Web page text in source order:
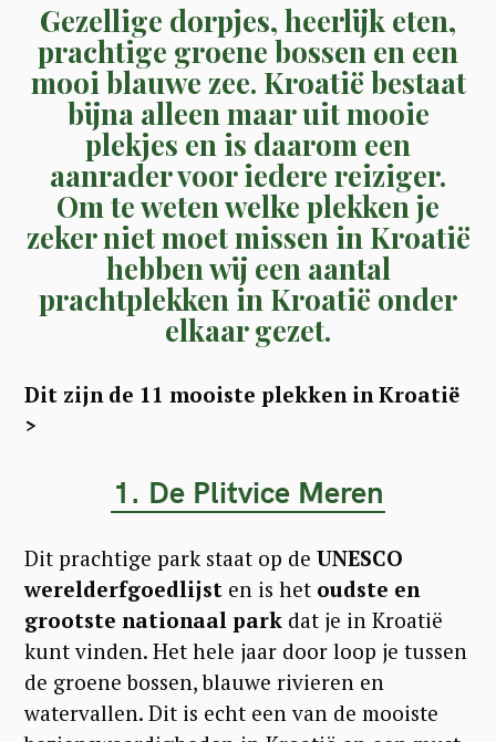
Gezellige dorpjes, heerlijk eten,
prachtige groene bossen en een
mooi blauwe zee. Kroatië bestaat
bijna alleen maar uit mooie
plekjes en is daarom een
aanrader voor iedere reiziger.
Om te weten welke plekken je
zeker niet moet missen in Kroatië
hebben wij een aantal
prachtplekken in Kroatië onder
elkaar gezet.
Dit zijn de 11 mooiste plekken in Kroatië
>
1. De Plitvice Meren
Dit prachtige park staat op de UNESCO
werelderfgoedlijst en is het oudste en
grootste nationaal park dat je in Kroatië
kunt vinden. Het hele jaar door loop je tussen
de groene bossen, blauwe rivieren en
watervallen. Dit is echt een van de mooiste